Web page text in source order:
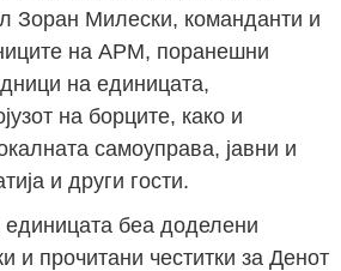
Зоран Милески, команданти и
на АРМ, поранешни
на единицата,
на борците, како и
самоуправа, јавни и
и други гости.
беа доделени
и прочитани честитки за Денот